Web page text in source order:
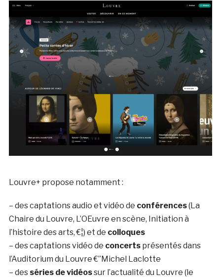
Louvre+ propose notamment :
– des captations audio et vidéo de conférences(La
Chaire du Louvre, L’OEuvre en scène, Initiation à
l’histoire des arts, €¦) et de colloques
– des captations vidéo de concertsprésentés dans
l’Auditorium du Louvre €”Michel Laclotte
– des séries de vidéossur l’actualité du Louvre (le